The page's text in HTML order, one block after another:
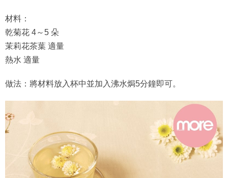
材料：
乾菊花 4～5 朵
茉莉花茶葉 適量
熱水 適量
做法：將材料放入杯中並加入沸水焗5分鐘即可。